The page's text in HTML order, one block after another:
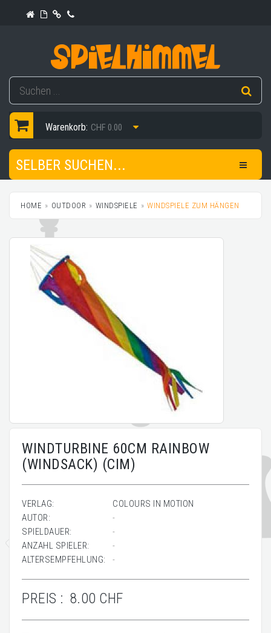
Warenkorb: CHF 0.00
SELBER SUCHEN...
HOME OUTDOOR WINDSPIELE WINDSPIELE ZUM HÄNGEN
WINDTURBINE 60CM RAINBOW
(WINDSACK) (CIM)
VERLAG:
COLOURS IN MOTION
AUTOR:
-
SPIELDAUER:
-
ANZAHL SPIELER:
-
ALTERSEMPFEHLUNG:
-
PREIS : 8.00 CHF